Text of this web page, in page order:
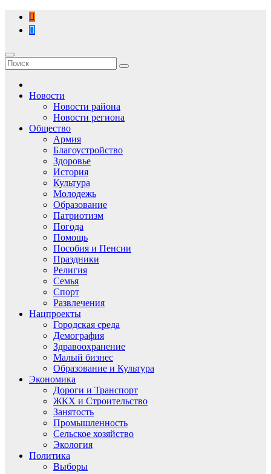
Перейти
содержимому
Новости
Новости района
Новости региона
Общество
Армия
Благоустройство
Здоровье
История
Культура
Молодежь
Образование
Патриотизм
Погода
Помощь
Пособия и Пенсии
Праздники
Религия
Семья
Спорт
Развлечения
Нацпроекты
Городская среда
Демография
Здравоохранение
Малый бизнес
Образование и Культура
Экономика
Дороги и Транспорт
ЖКХ и Строительство
Занятость
Промышленность
Сельское хозяйство
Экология
Политика
Выборы